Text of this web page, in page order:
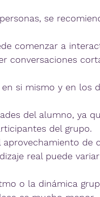
se
comenzar a
conversaciones
si mismo y en los
del alumno, ya
del grupo.
de
real puede
o la dinámica